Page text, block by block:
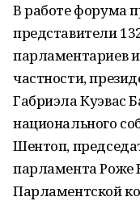
В работе форума
представители
парламентариев
частности,
Габриэла Куэвас
национального
Шентоп,
парламента Роже
Парламентской